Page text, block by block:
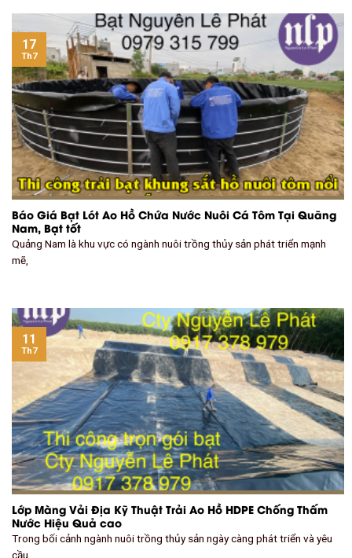
Báo Giá Bạt Lót Ao Hồ Chứa Nước Nuôi Cá Tôm Tại Quãng
Nam, Bạt tốt
Quảng Nam là khu vực có ngành nuôi trồng thủy sản phát triển mạnh
mẽ,
17
Th7
Lớp Màng Vải Địa Kỹ Thuật Trải Ao Hồ HDPE Chống Thấm
Nước Hiệu Quả cao
Trong bối cảnh ngành nuôi trồng thủy sản ngày càng phát triển và yêu
cầu
11
Th7